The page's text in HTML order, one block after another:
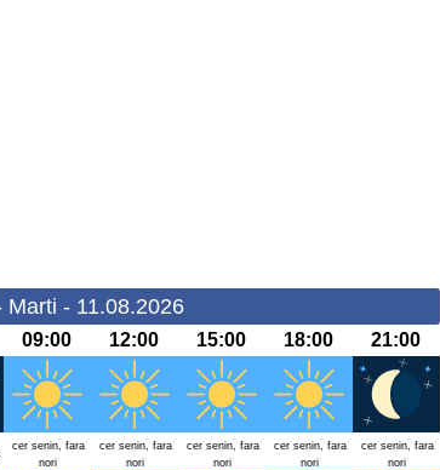
Marti - 11.08.2026
09:00 12:00 15:00 18:00 21:00
cer senin, fara
nori
cer senin, fara
nori
cer senin, fara
nori
cer senin, fara
nori
cer senin, fara
nori